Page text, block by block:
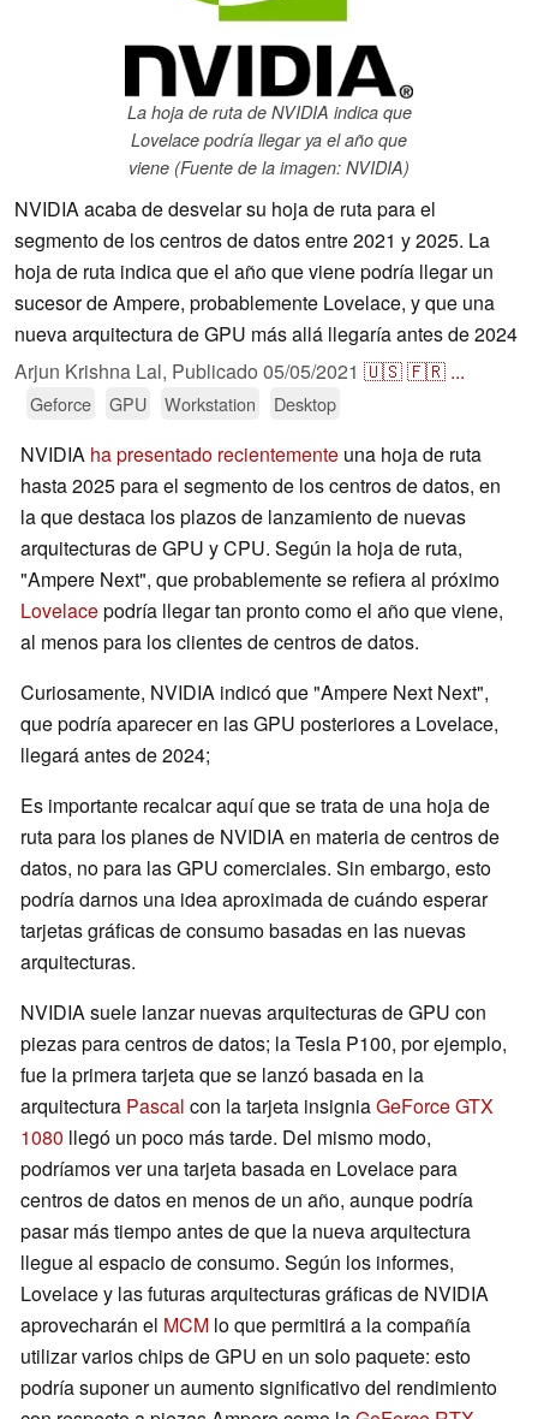
La hoja de ruta de NVIDIA indica que
Lovelace podría llegar ya el año que
viene (Fuente de la imagen: NVIDIA)
NVIDIA acaba de desvelar su hoja de ruta para el
segmento de los centros de datos entre 2021 y 2025. La
hoja de ruta indica que el año que viene podría llegar un
sucesor de Ampere, probablemente Lovelace, y que una
nueva arquitectura de GPU más allá llegaría antes de 2024
Arjun Krishna Lal, Publicado 05/05/2021 🇺🇸🇫🇷 ...
Geforce GPU Workstation Desktop
NVIDIA ha presentado recientemente una hoja de ruta
hasta 2025 para el segmento de los centros de datos, en
la que destaca los plazos de lanzamiento de nuevas
arquitecturas de GPU y CPU. Según la hoja de ruta,
"Ampere Next", que probablemente se refiera al próximo
Lovelacepodría llegar tan pronto como el año que viene,
al menos para los clientes de centros de datos.
Curiosamente, NVIDIA indicó que "Ampere Next Next",
que podría aparecer en las GPU posteriores a Lovelace,
llegará antes de 2024;
Es importante recalcar aquí que se trata de una hoja de
ruta para los planes de NVIDIA en materia de centros de
datos, no para las GPU comerciales. Sin embargo, esto
podría darnos una idea aproximada de cuándo esperar
tarjetas gráficas de consumo basadas en las nuevas
arquitecturas.
NVIDIA suele lanzar nuevas arquitecturas de GPU con
piezas para centros de datos; la Tesla P100, por ejemplo,
fue la primera tarjeta que se lanzó basada en la
arquitectura Pascal con la tarjeta insigniaGeForce GTX
1080 llegó un poco más tarde. Del mismo modo,
podríamos ver una tarjeta basada en Lovelace para
centros de datos en menos de un año, aunque podría
pasar más tiempo antes de que la nueva arquitectura
llegue al espacio de consumo. Según los informes,
Lovelace y las futuras arquitecturas gráficas de NVIDIA
aprovecharán el MCM lo que permitirá a la compañía
utilizar varios chips de GPU en un solo paquete: esto
podría suponer un aumento significativo del rendimiento